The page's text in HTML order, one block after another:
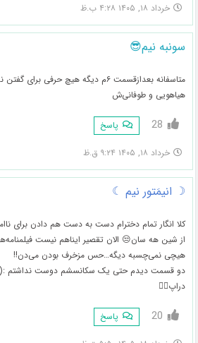
خرداد ۱۸, ۱۴۰۵ ۴:۲۸ ب.ظ
سونبه نیم😎
متاسفانه بعدازقسمت ۶م دیگه هیچ حرفی
هیاهویی و طوفانی‌ش
28 پاسخ
خرداد ۱۸, ۱۴۰۵ ۹:۲۴ ق.ظ
☽ انیمَتور نیم ☾
کلا انگار تمام دخترام دست به دست هم دادن برای
از شین هه سان😒 الان تقصیر ایناهم نیست
هیچی نمی‌چسبه دیگه…حس مزخرف بودن می‌دن!!
دو قسمت دیدم حتی یک سکانسشم دوست نداشتم :(((
دراپ🖐🏻
20 پاسخ